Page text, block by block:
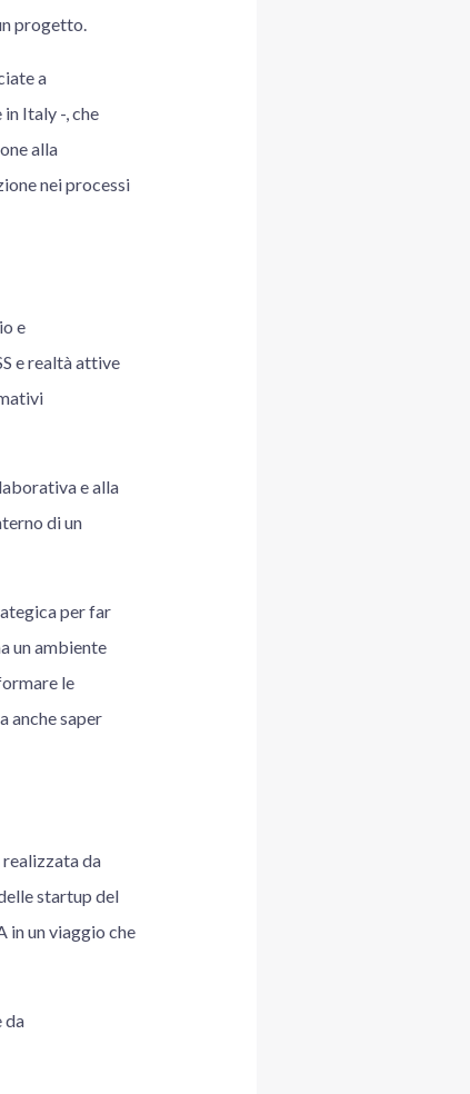
progetto.
a
Italy -, che
alla
nei processi
e
e realtà attive
e alla
di un
per far
un ambiente
le
anche saper
da
startup del
in un viaggio che
da